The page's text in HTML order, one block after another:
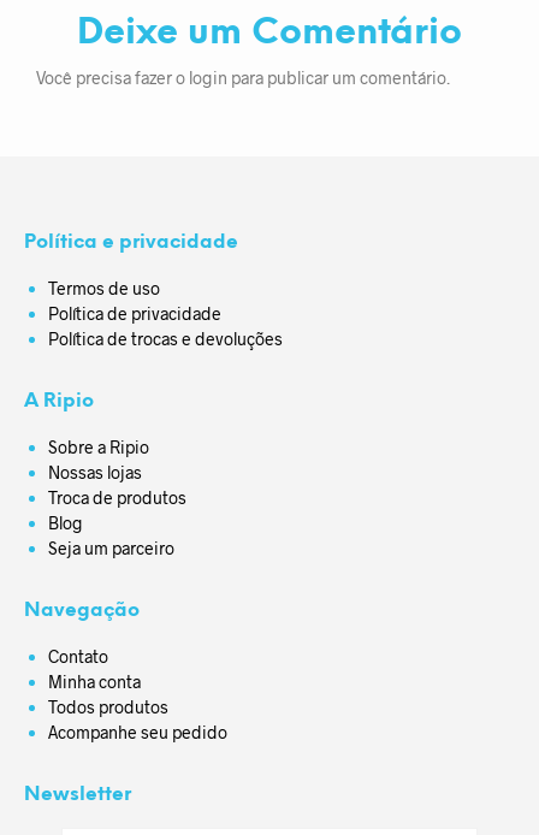
Deixe um Comentário
Você precisa fazer o login para publicar um comentário.
Política e privacidade
Termos de uso
Política de privacidade
Política de trocas e devoluções
A Ripio
Sobre a Ripio
Nossas lojas
Troca de produtos
Blog
Seja um parceiro
Navegação
Contato
Minha conta
Todos produtos
Acompanhe seu pedido
Newsletter